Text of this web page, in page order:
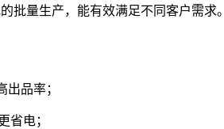
批量生产，能有效满足不同客户需求。
品率；
省电；